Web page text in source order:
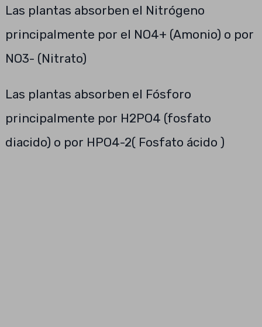
Las plantas absorben el Nitrógeno
principalmente por el NO4+ (Amonio) o por
NO3- (Nitrato)
Las plantas absorben el Fósforo
principalmente por H2PO4 (fosfato
diacido) o por HPO4-2( Fosfato ácido )